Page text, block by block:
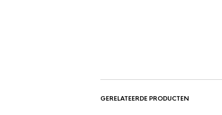
GERELATEERDE PRODUCTEN